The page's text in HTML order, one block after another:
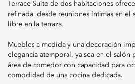
Terrace Suite de dos habitaciones
refinada, desde reuniones íntimas en el
libre en la terraza.
Muebles a medida y una decoración
elegancia atemporal, ya sea en el salón
área de comedor con capacidad para
comodidad de una cocina dedicada.